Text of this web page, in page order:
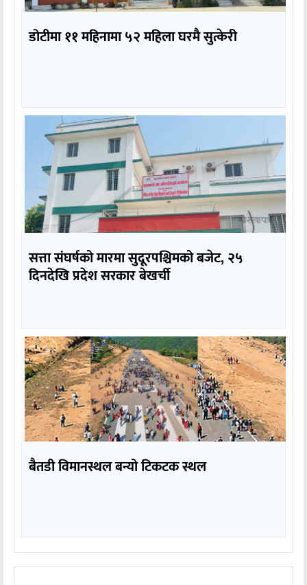
डोटीमा ११ महिनामा ५२ महिला घरमै सुत्केरी
सत्ता संघर्षको मारमा सुदूरपश्चिमको बजेट, २५
दिनदेखि प्रदेश सरकार बेखर्ची
बैतडी विमानस्थल बन्यो टिकटक स्थल